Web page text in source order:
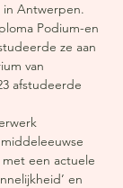
Antwerpen.
Podium-en
ze aan
van
afstudeerde
een actuele
en